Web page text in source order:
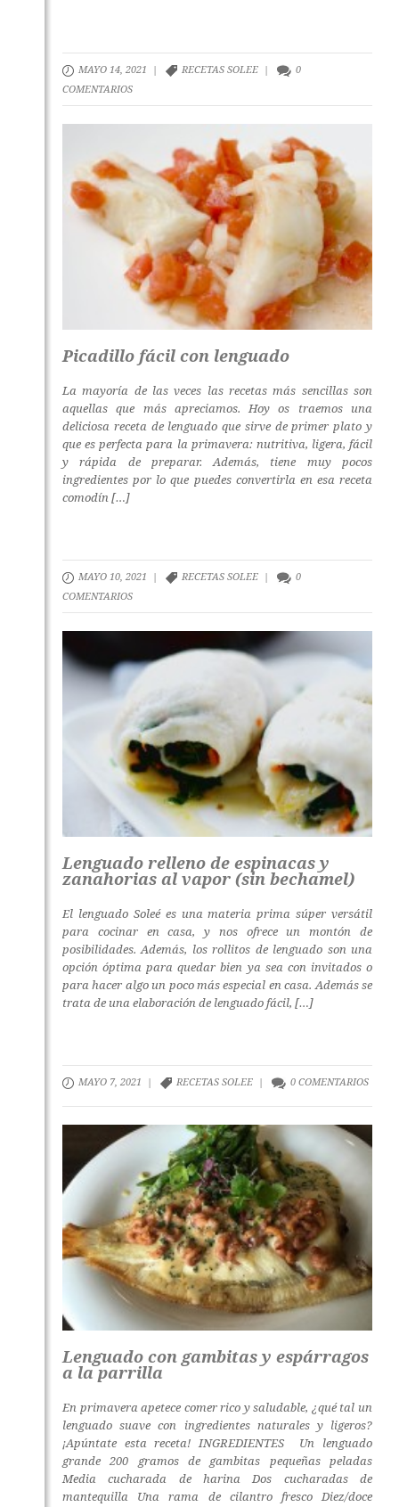
MAYO 14, 2021 | RECETAS SOLEE |
0
COMENTARIOS
Picadillo fácil con lenguado
La mayoría de las veces las recetas más sencillas son
aquellas que más apreciamos. Hoy os traemos una
deliciosa receta de lenguado que sirve de primer plato y
que es perfecta para la primavera: nutritiva, ligera, fácil
y rápida de preparar. Además, tiene muy pocos
ingredientes por lo que puedes convertirla en esa receta
comodín […]
MAYO 10, 2021 | RECETAS SOLEE |
0
COMENTARIOS
Lenguado relleno de espinacas y
zanahorias al vapor (sin bechamel)
El lenguado Soleé es una materia prima súper versátil
para cocinar en casa, y nos ofrece un montón de
posibilidades. Además, los rollitos de lenguado son una
opción óptima para quedar bien ya sea con invitados o
para hacer algo un poco más especial en casa. Además se
trata de una elaboración de lenguado fácil, […]
MAYO 7, 2021 | RECETAS SOLEE | 0 COMENTARIOS
Lenguado con gambitas y espárragos
a la parrilla
En primavera apetece comer rico y saludable, ¿qué tal un
lenguado suave con ingredientes naturales y ligeros?
¡Apúntate esta receta! INGREDIENTES Un lenguado
grande 200 gramos de gambitas pequeñas peladas
Media cucharada de harina Dos cucharadas de
mantequilla Una rama de cilantro fresco Diez/doce